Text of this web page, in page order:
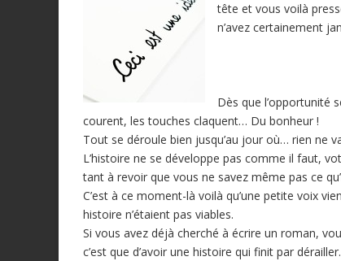
tête et vous voilà
n’avez certainement
Dès que l’opportunité
courent, les touches claquent… Du bonheur !
Tout se déroule bien jusqu’au jour où… rien ne
L’histoire ne se développe pas comme il faut,
tant à revoir que vous ne savez même pas ce
C’est à ce moment-là voilà qu’une petite voix
histoire n’étaient pas viables.
Si vous avez déjà cherché à écrire un roman,
c’est que d’avoir une histoire qui finit par